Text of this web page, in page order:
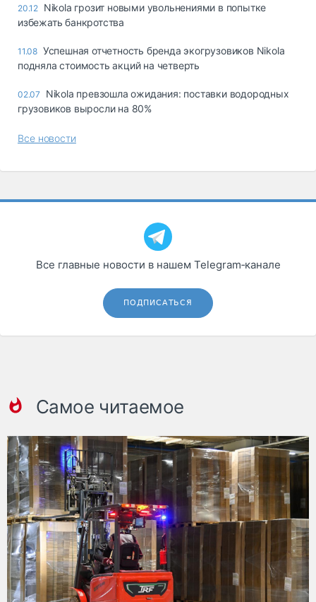
20.12 Nikola грозит новыми увольнениями в попытке
избежать банкротства
11.08 Успешная отчетность бренда экогрузовиков Nikola
подняла стоимость акций на четверть
02.07
Nikola превзошла ожидания: поставки водородных
грузовиков выросли на 80%
Все новости
Все главные новости в нашем Telegram‑канале
ПОДПИСАТЬСЯ
Самое читаемое